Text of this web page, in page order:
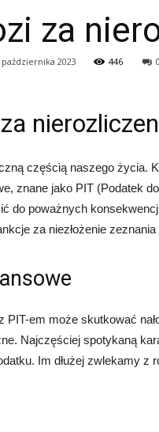
za
października 2023 446 0
częścią naszego życia.
znane jako PIT (Podatek
do poważnych
za niezłożenie
PIT-em może skutkować
Najczęściej spotykaną
Im dłużej zwlekamy